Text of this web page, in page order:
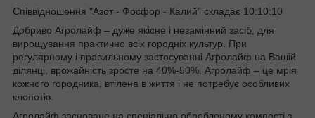
Співвідношення "Азот - Фосфор - Калий" складає 10:10:10
Добриво Агролайф – дуже якісне і незамінний засіб, для
вирощування практично всіх городніх культур. При
регулярному і правильному застосуванні Агролайф на Вашій
ділянці, врожайність зросте на 40%-50%. Агролайф – це мрія
кожного городника, втілена в життя і не потребує особливих
клопотів.
Агролайф засноване на спеціально обробленому компості з